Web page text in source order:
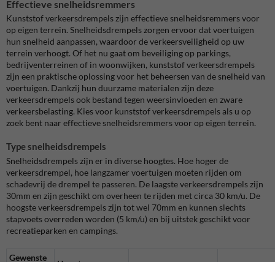
Effectieve snelheidsremmers
Kunststof verkeersdrempels zijn effectieve snelheidsremmers voor
op eigen terrein. Snelheidsdrempels zorgen ervoor dat voertuigen
hun snelheid aanpassen, waardoor de verkeersveiligheid op uw
terrein verhoogt. Of het nu gaat om beveiliging op parkings,
bedrijventerreinen of in woonwijken, kunststof verkeersdrempels
zijn een praktische oplossing voor het beheersen van de snelheid van
voertuigen. Dankzij hun duurzame materialen zijn deze
verkeersdrempels ook bestand tegen weersinvloeden en zware
verkeersbelasting. Kies voor kunststof verkeersdrempels als u op
zoek bent naar effectieve snelheidsremmers voor op eigen terrein.
Type snelheidsdrempels
Snelheidsdrempels zijn er in diverse hoogtes. Hoe hoger de
verkeersdrempel, hoe langzamer voertuigen moeten rijden om
schadevrij de drempel te passeren. De laagste verkeersdrempels zijn
30mm en zijn geschikt om overheen te rijden met circa 30 km/u. De
hoogste verkeersdrempels zijn tot wel 70mm en kunnen slechts
stapvoets overreden worden (5 km/u) en bij uitstek geschikt voor
recreatieparken en campings.
Gewenste